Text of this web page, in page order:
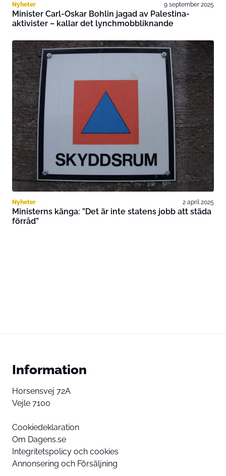
Nyheter 9 september 2025
Minister Carl-Oskar Bohlin jagad av Palestina-
aktivister – kallar det lynchmobbliknande
Nyheter 2 april 2025
Ministerns känga: ”Det är inte statens jobb att städa
förråd”
Information
Horsensvej 72A
Vejle 7100
Cookiedeklaration
Om Dagens.se
Integritetspolicy och cookies
Annonsering och Försäljning